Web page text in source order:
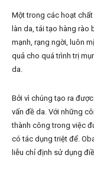
Một trong các hoạt
làn da, tái tạo hàng rào
mạnh, rạng ngời, luôn
quả cho quá trình trị
da.
Bởi vì chúng tạo ra
vấn đề da. Với những
thành công trong việc
có tác dụng triệt để.
liễu chỉ định sử dụng